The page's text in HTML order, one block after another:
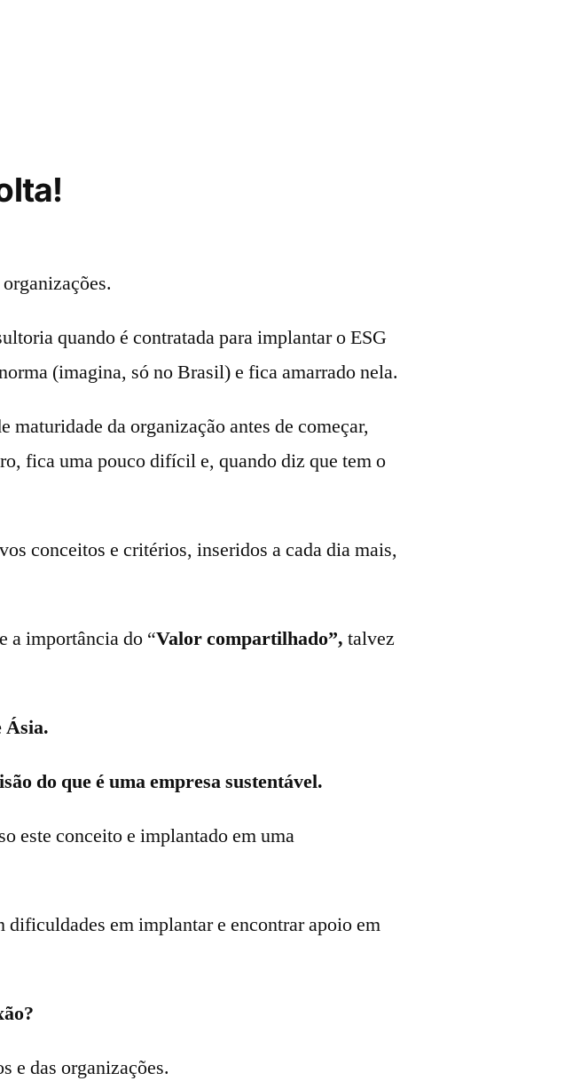
quando é contratada para implantar o ESG
(imagina, só no Brasil) e fica amarrado nela.
da organização antes de começar,
fica uma pouco difícil e, quando diz que tem o
conceitos e critérios, inseridos a cada dia mais,
a importância do “Valor compartilhado”, talvez
Ásia.
do que é uma empresa sustentável.
este conceito e implantado em uma
em implantar e encontrar apoio em
e das organizações.